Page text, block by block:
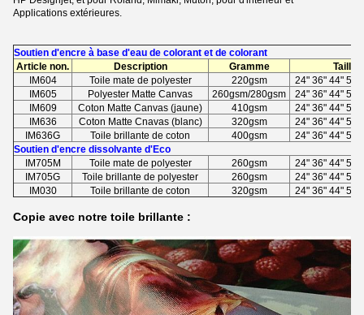
Applications extérieures.
Soutien d'encre à base d'eau de colorant et de colorant
Article non.
Description Gramme
Taille
IM604
Toile mate de polyester 220gsm
24" 36" 44" 50"
IM605
Polyester Matte Canvas 260gsm/280gsm
24" 36" 44" 50"
IM609
Coton Matte Canvas (jaune) 410gsm
24" 36" 44" 50"
IM636
Coton Matte Cnavas (blanc) 320gsm
24" 36" 44" 50"
IM636G
Toile brillante de coton 400gsm
24" 36" 44" 50"
Soutien d'encre dissolvante d'Eco
IM705M
Toile mate de polyester 260gsm
24" 36" 44" 50"
IM705G
Toile brillante de polyester 260gsm
24" 36" 44" 50"
IM030
Toile brillante de coton 320gsm 24" 36" 44" 50"
Copie avec notre toile brillante :